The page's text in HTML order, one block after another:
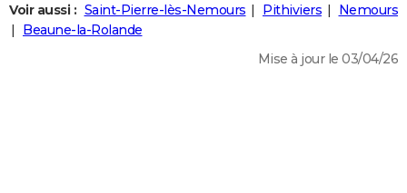
Art de vivre
Bien-être
Loisirs
Mode
Modes de vie
SANTE
Voir aussi : Saint-Pierre-lès-Nemours Pithiviers
Nemours
Beaune-la-Rolande
Mise à jour le 03/04/26